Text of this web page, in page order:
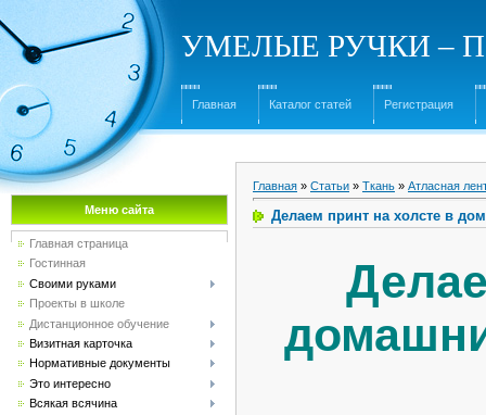
УМЕЛЫЕ РУЧКИ –
Главная Каталог статей Регистрация
Меню сайта
Главная страница
Гостинная
Своими руками
Проекты в школе
Дистанционное обучение
Визитная карточка
Нормативные документы
Это интересно
Всякая всячина
Главная » Статьи » Ткань » Атласная
Делаем принт на холсте в